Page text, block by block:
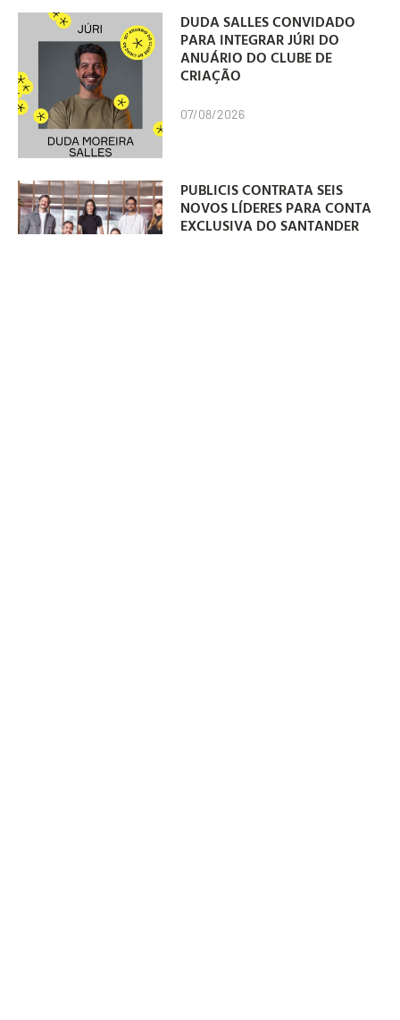
DUDA SALLES CONVIDADO
PARA INTEGRAR JÚRI DO
ANUÁRIO DO CLUBE DE
CRIAÇÃO
07/08/2026
PUBLICIS CONTRATA SEIS
NOVOS LÍDERES PARA CONTA
EXCLUSIVA DO SANTANDER